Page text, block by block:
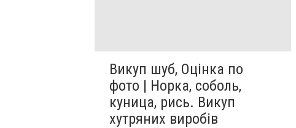
Викуп шуб, Оцінка по
фото | Норка, соболь,
куница, рись. Викуп
хутряних виробів